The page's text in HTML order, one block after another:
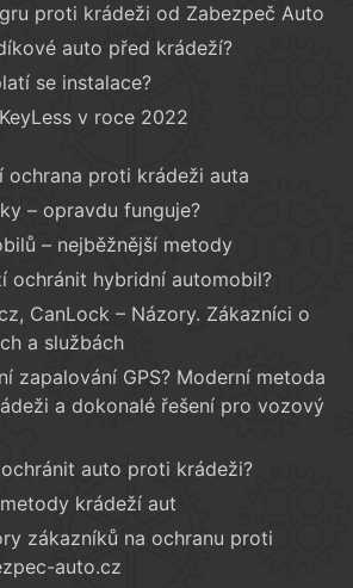
proti krádeži od Zabezpeč Auto
auto před krádeží?
se instalace?
v roce 2022
ochrana proti krádeži auta
– opravdu funguje?
– nejběžnější metody
ochránit hybridní automobil?
CanLock – Názory. Zákazníci o
a službách
zapalování GPS? Moderní metoda
a dokonalé řešení pro vozový
ochránit auto proti krádeži?
krádeží aut
zákazníků na ochranu proti
auto.cz